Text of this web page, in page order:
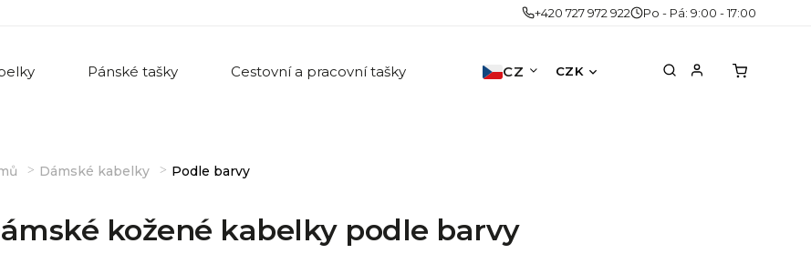
+420 727 972 922 Po - Pá: 9:00 - 17:00
CZ CZK
Pánské tašky Cestovní a pracovní tašky Doplňky Akce Druhá šance
Dámské kabelky Podle barvy
kožené kabelky podle barvy